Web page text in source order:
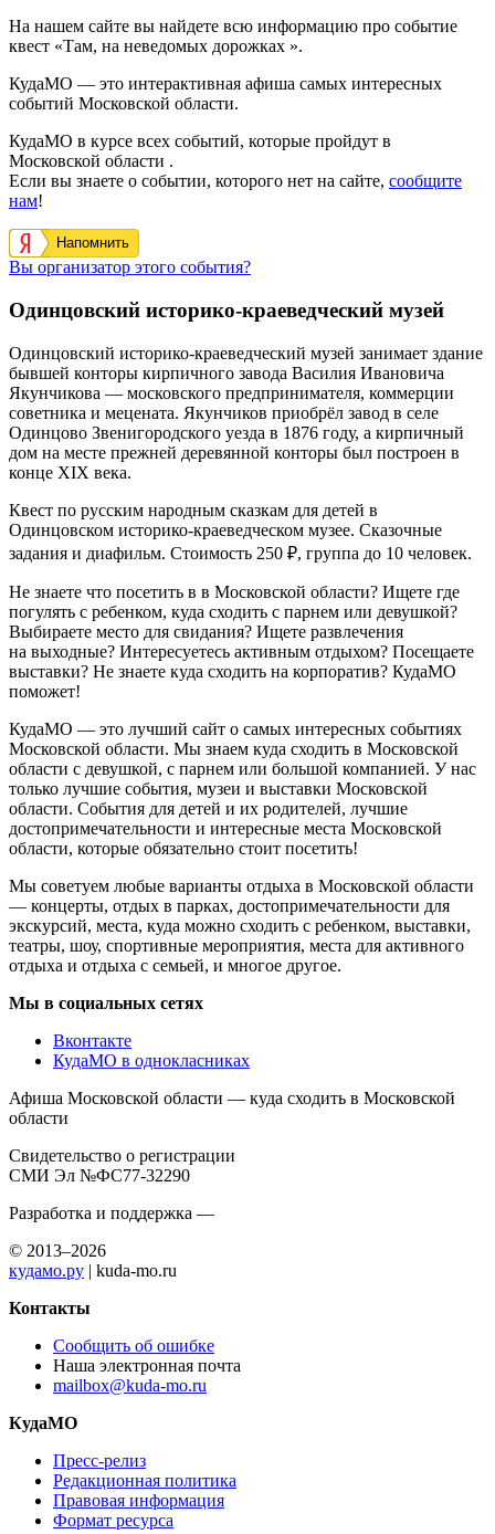
На нашем сайте вы найдете всю информацию про событие
квест «Там, на неведомых дорожках ».
КудаМО — это интерактивная афиша самых интересных
событий Московской области.
КудаМО в курсе всех событий, которые пройдут в
Московской области .
Если вы знаете о событии, которого нет на сайте, сообщите
нам!
Напомнить
Вы организатор этого события?
Одинцовский историко-краеведческий музей
Одинцовский историко-краеведческий музей занимает здание
бывшей конторы кирпичного завода Василия Ивановича
Якунчикова — московского предпринимателя, коммерции
советника и мецената. Якунчиков приобрёл завод в селе
Одинцово Звенигородского уезда в 1876 году, а кирпичный
дом на месте прежней деревянной конторы был построен в
конце XIX века.
Квест по русским народным сказкам для детей в
Одинцовском историко-краеведческом музее. Сказочные
задания и диафильм. Стоимость 250 ₽, группа до 10 человек.
Не знаете что посетить в в Московской области? Ищете где
погулять с ребенком, куда сходить с парнем или девушкой?
Выбираете место для свидания? Ищете развлечения
на выходные? Интересуетесь активным отдыхом? Посещаете
выставки? Не знаете куда сходить на корпоратив? КудаМО
поможет!
КудаМО — это лучший сайт о самых интересных событиях
Московской области. Мы знаем куда сходить в Московской
области с девушкой, с парнем или большой компанией. У нас
только лучшие события, музеи и выставки Московской
области. События для детей и их родителей, лучшие
достопримечательности и интересные места Московской
области, которые обязательно стоит посетить!
Мы советуем любые варианты отдыха в Московской области
— концерты, отдых в парках, достопримечательности для
экскурсий, места, куда можно сходить с ребенком, выставки,
театры, шоу, спортивные мероприятия, места для активного
отдыха и отдыха с семьей, и многое другое.
Мы в социальных сетях
Вконтакте
КудаМО в однокласниках
Афиша Московской области — куда сходить в Московской
области
Свидетельство о регистрации
СМИ Эл №ФС77-32290
Разработка и поддержка —
© 2013–2026
кудамо.ру | kuda-mo.ru
Контакты
Сообщить об ошибке
Наша электронная почта
mailbox@kuda-mo.ru
КудаМО
Пресс-релиз
Редакционная политика
Правовая информация
Формат ресурса